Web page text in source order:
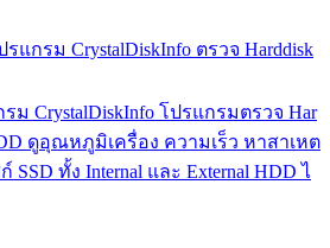
รแกรม CrystalDiskInfo ตรวจ Harddisk
ม CrystalDiskInfo โปรแกรมตรวจ Har
ดูอุณหภูมิเครื่อง ความเร็ว หาสาเหต
ทั้ง Internal และ External HDD ไ